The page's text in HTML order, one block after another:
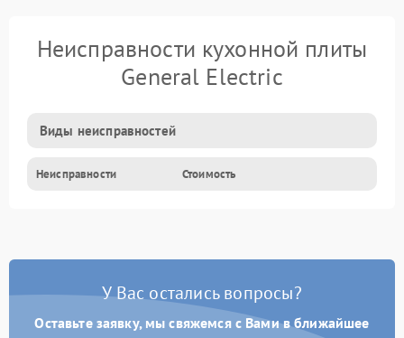
Неисправности кухонной плиты
General Electric
Виды неисправностей
Неисправности Стоимость
У Вас остались вопросы?
Оставьте заявку, мы свяжемся с Вами в ближайшее